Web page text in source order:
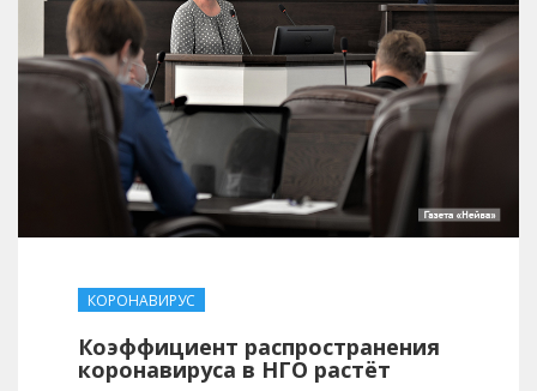
КОРОНАВИРУС
Коэффициент распространения
коронавируса в НГО растёт